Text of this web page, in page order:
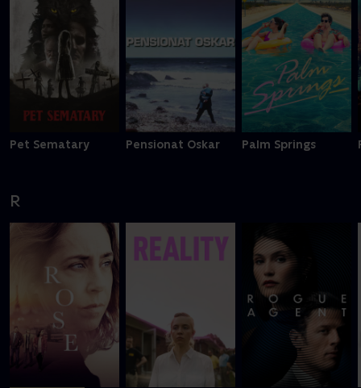
Pet Sematary Pensionat Oskar Palm Springs
R